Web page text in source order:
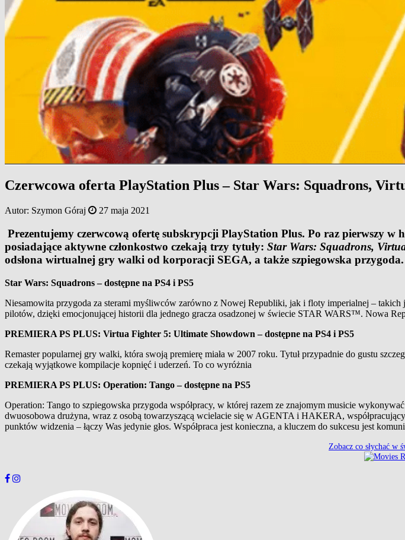
Czerwcowa oferta PlayStation Plus – Star Wars: Squadrons,
Autor: Szymon Góraj 27 maja 2021
Prezentujemy czerwcową ofertę subskrypcji PlayStation Plus. Po raz pierwszy w
posiadające aktywne członkostwo czekają trzy tytuły: Star Wars: Squadrons,
odsłona wirtualnej gry walki od korporacji SEGA, a także szpiegowska
Star Wars: Squadrons – dostępne na PS4 i PS5
Niesamowita przygoda za sterami myśliwców zarówno z Nowej Republiki, jak i floty imperialnej –
pilotów, dzięki emocjonującej historii dla jednego gracza osadzonej w świecie STAR WARS™. Nowa
PREMIERA PS PLUS: Virtua Fighter 5: Ultimate Showdown – dostępne na PS4 i PS5
Remaster popularnej gry walki, która swoją premierę miała w 2007 roku. Tytuł przypadnie do gustu
czekają wyjątkowe kompilacje kopnięć i uderzeń. To co wyróżnia
PREMIERA PS PLUS: Operation: Tango – dostępne na PS5
Operation: Tango to szpiegowska przygoda współpracy, w której razem ze znajomym musicie
dwuosobowa drużyna, wraz z osobą towarzyszącą wcielacie się w AGENTA i HAKERA,
punktów widzenia – łączy Was jedynie głos. Współpraca jest konieczna, a kluczem do sukcesu jest
Zobacz co słychać w